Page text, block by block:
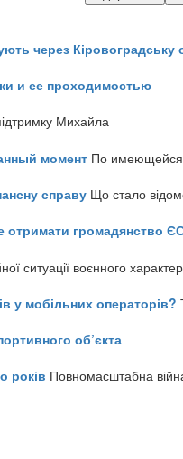
через Кіровоградську
и ее проходимостью
Михайла
момент По имеющейся
справу Що стало
отримати громадянство
ситуації воєнного
у мобільних операторів?
об’єкта
років Повномасштабна